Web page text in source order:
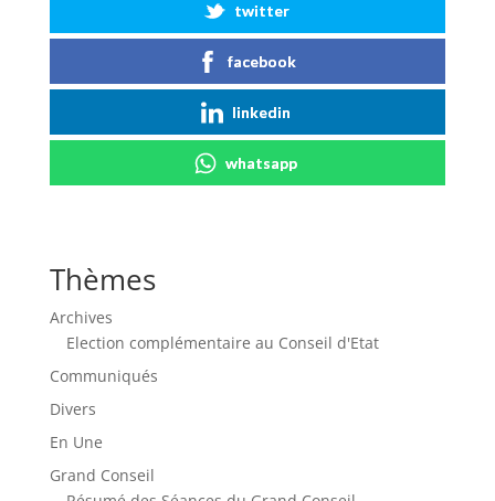
twitter
facebook
linkedin
whatsapp
Thèmes
Archives
Election complémentaire au Conseil d'Etat
Communiqués
Divers
En Une
Grand Conseil